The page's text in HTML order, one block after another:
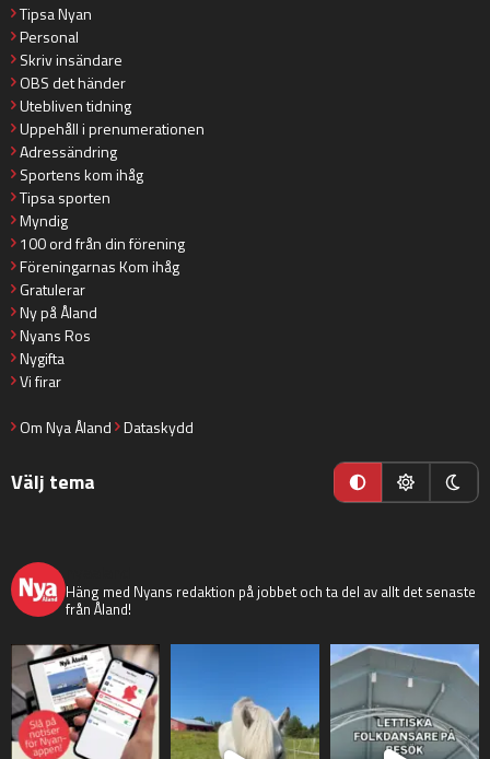
Tipsa Nyan
Personal
Skriv insändare
OBS det händer
Utebliven tidning
Uppehåll i prenumerationen
Adressändring
Sportens kom ihåg
Tipsa sporten
Myndig
100 ord från din förening
Föreningarnas Kom ihåg
Gratulerar
Ny på Åland
Nyans Ros
Nygifta
Vi firar
Om Nya Åland Dataskydd
Välj tema
Häng med Nyans redaktion på jobbet och ta del av allt det senaste
från Åland!